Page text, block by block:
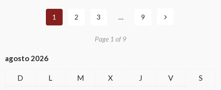
1 2 3 … 9
Page 1 of 9
agosto 2026
D L M X J V
S